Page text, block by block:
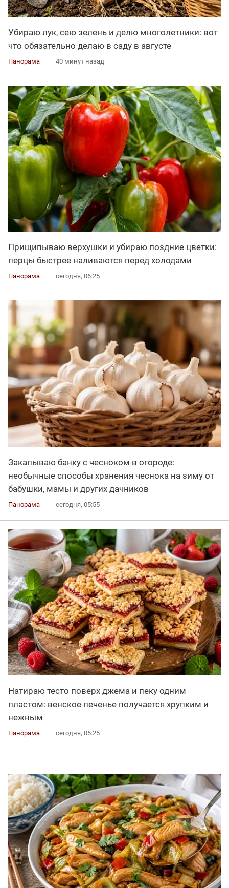
Убираю лук, сею зелень и делю многолетники: вот
что обязательно делаю в саду в августе
Панорама 40 минут назад
Прищипываю верхушки и убираю поздние цветки:
перцы быстрее наливаются перед холодами
Панорама сегодня, 06:25
Закапываю банку с чесноком в огороде:
необычные способы хранения чеснока на зиму от
бабушки, мамы и других дачников
Панорама сегодня, 05:55
Натираю тесто поверх джема и пеку одним
пластом: венское печенье получается хрупким и
нежным
Панорама сегодня, 05:25